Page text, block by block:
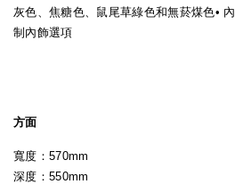
灰色、焦糖色、鼠尾草綠色和無菸煤色•
制內飾選項
方面
寬度：570mm
深度：550mm